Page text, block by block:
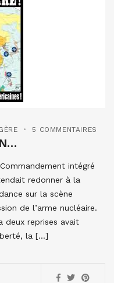
5 COMMENTAIRES
intégré
redonner à la
sur la scène
de l’arme nucléaire.
deux reprises avait
la […]